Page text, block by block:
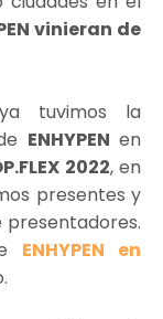
vinieran de
tuvimos la
ENHYPEN en
2022, en
presentes y
ENHYPEN en